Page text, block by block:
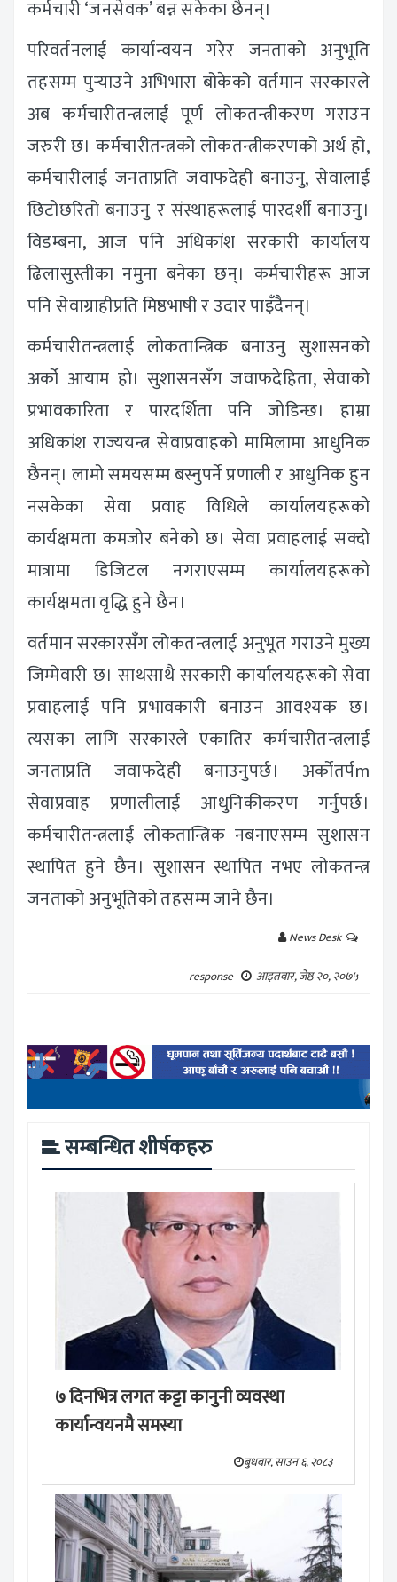
कर्मचारी ‘जनसेवक’ बन्न सकेका छैनन्।
परिवर्तनलाई कार्यान्वयन गरेर जनताको अनुभूति
तहसम्म पुर्‍याउने अभिभारा बोकेको वर्तमान सरकारले
अब कर्मचारीतन्त्रलाई पूर्ण लोकतन्त्रीकरण गराउन
जरुरी छ। कर्मचारीतन्त्रको लोकतन्त्रीकरणको अर्थ हो,
कर्मचारीलाई जनताप्रति जवाफदेही बनाउनु, सेवालाई
छिटोछरितो बनाउनु र संस्थाहरूलाई पारदर्शी बनाउनु।
विडम्बना, आज पनि अधिकांश सरकारी कार्यालय
ढिलासुस्तीका नमुना बनेका छन्। कर्मचारीहरू आज
पनि सेवाग्राहीप्रति मिष्ठभाषी र उदार पाइँदैनन्।
कर्मचारीतन्त्रलाई लोकतान्त्रिक बनाउनु सुशासनको
अर्को आयाम हो। सुशासनसँग जवाफदेहिता, सेवाको
प्रभावकारिता र पारदर्शिता पनि जोडिन्छ। हाम्रा
अधिकांश राज्ययन्त्र सेवाप्रवाहको मामिलामा आधुनिक
छैनन्। लामो समयसम्म बस्नुपर्ने प्रणाली र आधुनिक हुन
नसकेका सेवा प्रवाह विधिले कार्यालयहरूको
कार्यक्षमता कमजोर बनेको छ। सेवा प्रवाहलाई सक्दो
मात्रामा डिजिटल नगराएसम्म कार्यालयहरूको
कार्यक्षमता वृद्धि हुने छैन।
वर्तमान सरकारसँग लोकतन्त्रलाई अनुभूत गराउने मुख्य
जिम्मेवारी छ। साथसाथै सरकारी कार्यालयहरूको सेवा
प्रवाहलाई पनि प्रभावकारी बनाउन आवश्यक छ।
त्यसका लागि सरकारले एकातिर कर्मचारीतन्त्रलाई
जनताप्रति जवाफदेही बनाउनुपर्छ। अर्कोतर्पm
सेवाप्रवाह प्रणालीलाई आधुनिकीकरण गर्नुपर्छ।
कर्मचारीतन्त्रलाई लोकतान्त्रिक नबनाएसम्म सुशासन
स्थापित हुने छैन। सुशासन स्थापित नभए लोकतन्त्र
जनताको अनुभूतिको तहसम्म जाने छैन।
News Desk
response
आइतवार, जेष्ठ २०, २०७५
सम्बन्धित शीर्षकहरु
७ दिनभित्र लगत कट्टा कानुनी व्यवस्था
कार्यान्वयनमै समस्या
बुधबार, साउन ६, २०८३